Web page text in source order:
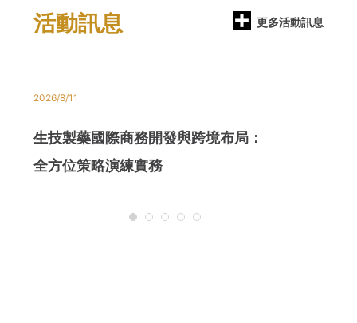
活動訊息 更多活動訊息
2026/8/11
生技製藥國際商務開發與跨境布局：
全方位策略演練實務